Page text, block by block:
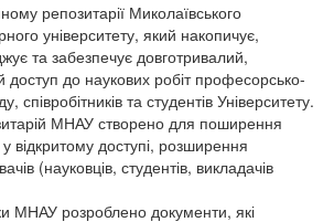
репозитарії Миколаївського
університету, який накопичує,
та забезпечує довготривалий,
доступ до наукових робіт професорсько-
співробітників та студентів Університету.
МНАУ створено для поширення
у відкритому доступі, розширення
(науковців, студентів, викладачів
МНАУ розроблено документи, які